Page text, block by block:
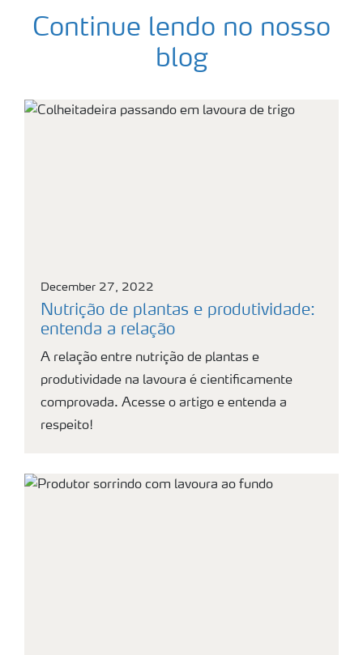
Continue lendo no nosso
blog
December 27, 2022
Nutrição de plantas e produtividade:
entenda a relação
A relação entre nutrição de plantas e
produtividade na lavoura é cientificamente
comprovada. Acesse o artigo e entenda a
respeito!